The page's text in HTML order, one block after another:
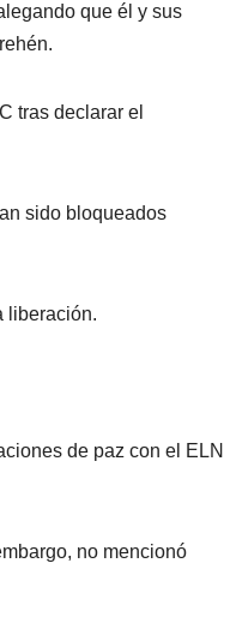
que él y sus
tras declarar el
sido bloqueados
liberación.
de paz con el ELN
no mencionó